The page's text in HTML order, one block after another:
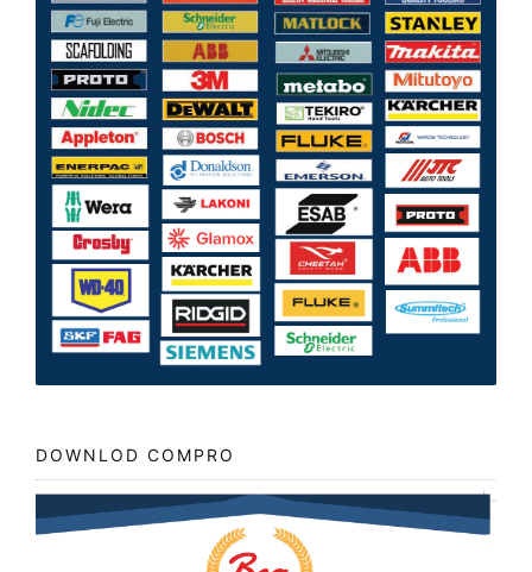
DOWNLOD COMPRO